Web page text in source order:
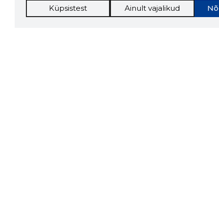
Küpsistest Ainult vajalikud